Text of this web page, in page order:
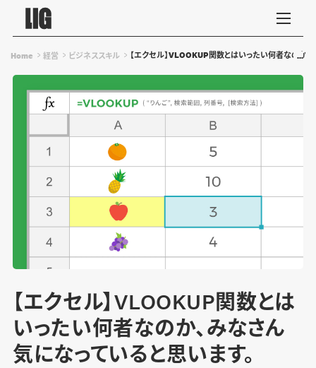
Home 経営 ビジネススキル 【エクセル】VLOOKUP関数とはいったい何者なのか、
【エクセル】VLOOKUP関数とは
いったい何者なのか、みなさん
気になっていると思います。